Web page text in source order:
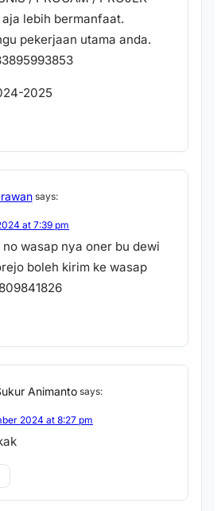
lebih bermanfaat.
pekerjaan utama anda.
2025
says:
at 7:39 pm
no wasap nya oner bu dewi
boleh kirim ke wasap
Animanto says:
2024 at 8:27 pm